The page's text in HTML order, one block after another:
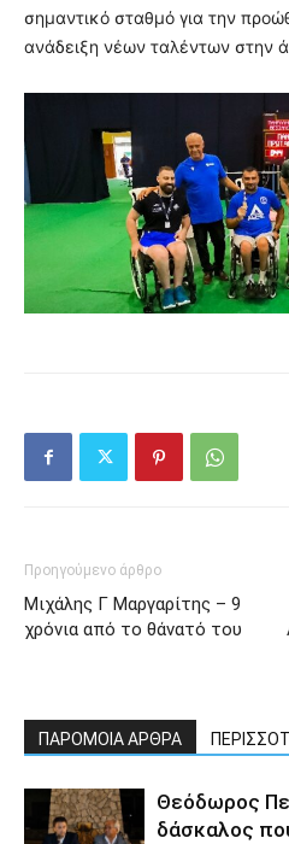
σημαντικό σταθμό για την
ανάδειξη νέων ταλέντων στην
Προηγούμενο άρθρο
Μιχάλης Γ Μαργαρίτης – 9
χρόνια από το θάνατό του
ΠΑΡΟΜΟΙΑ ΑΡΘΡΑ
Θεόδωρος
δάσκαλος